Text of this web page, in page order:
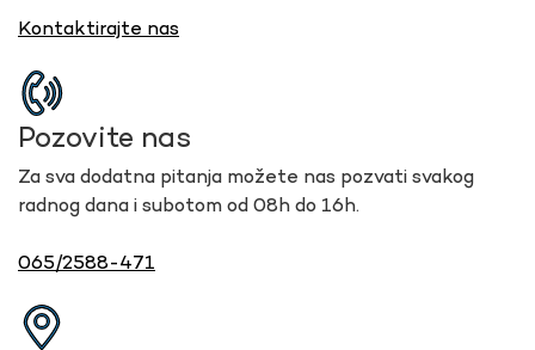
Kontaktirajte nas
Pozovite nas
Za sva dodatna pitanja možete nas pozvati svakog
radnog dana i subotom od 08h do 16h.
065/2588-471